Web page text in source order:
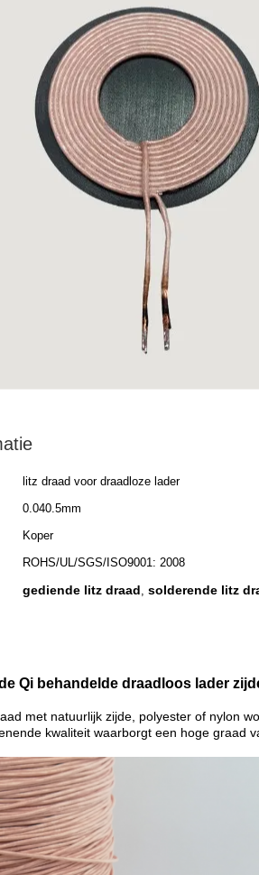
litz draad voor draadloze lader
0.040.5mm
Koper
ROHS/UL/SGS/ISO9001: 2008
gediende litz draad, solderende litz
Qi behandelde draadloos lader
met natuurlijk zijde, polyester of nylon
kwaliteit waarborgt een hoge